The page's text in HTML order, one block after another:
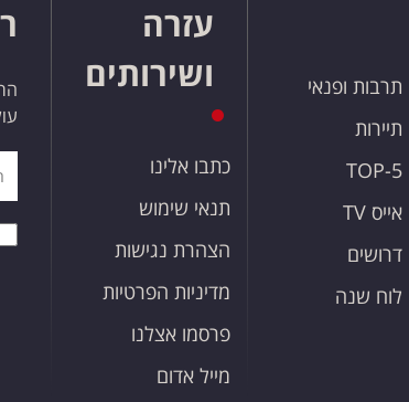
תרבות ופנאי
תיירות
TOP-5
אייס TV
דרושים
לוח שנה
עזרה
ושירותים
כתבו אלינו
תנאי שימוש
הצהרת נגישות
מדיניות הפרטיות
פרסמו אצלנו
מייל אדום